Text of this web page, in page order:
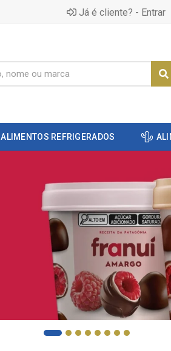
Já é cliente? - Entrar
ALIMENTOS REFRIGERADOS